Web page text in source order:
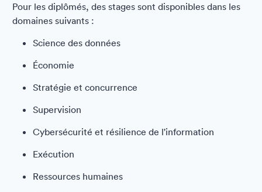
Pour les diplômés, des stages sont disponibles dans les
domaines suivants :
Science des données
Économie
Stratégie et concurrence
Supervision
Cybersécurité et résilience de l'information
Exécution
Ressources humaines